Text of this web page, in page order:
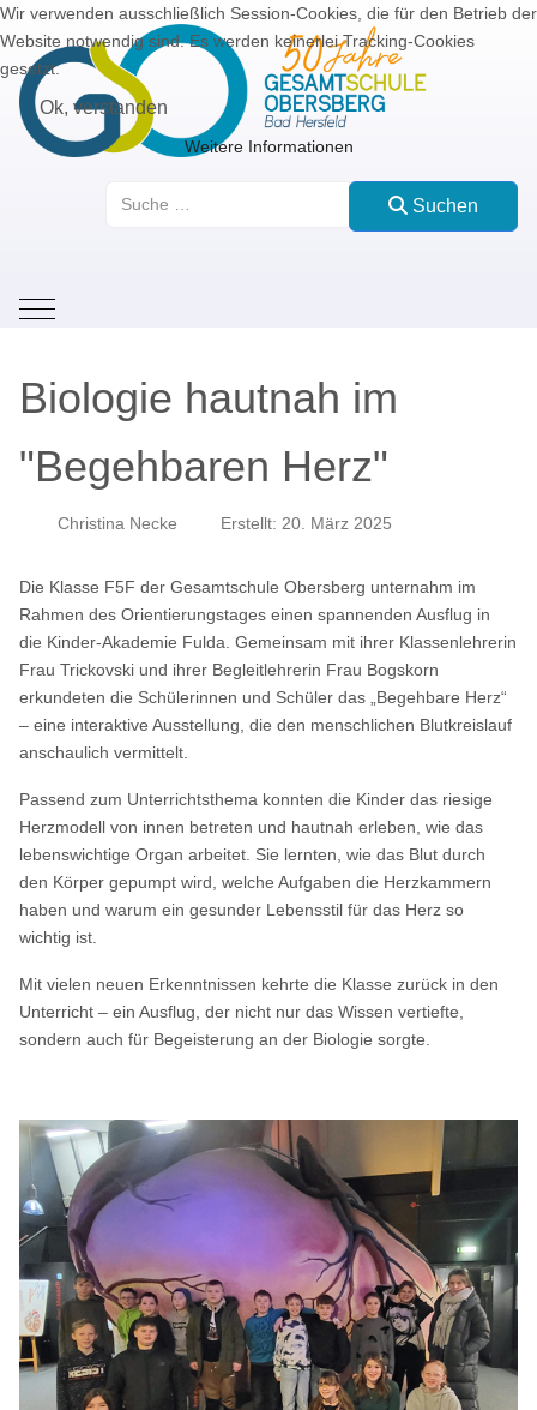
Suchen
Mobile Menu Toggle
Biologie hautnah im
"Begehbaren Herz"
Christina Necke Erstellt: 20. März 2025
Die Klasse F5F der Gesamtschule Obersberg unternahm im
Rahmen des Orientierungstages einen spannenden Ausflug in
die Kinder-Akademie Fulda. Gemeinsam mit ihrer Klassenlehrerin
Frau Trickovski und ihrer Begleitlehrerin Frau Bogskorn
erkundeten die Schülerinnen und Schüler das „Begehbare Herz“
– eine interaktive Ausstellung, die den menschlichen Blutkreislauf
anschaulich vermittelt.
Passend zum Unterrichtsthema konnten die Kinder das riesige
Herzmodell von innen betreten und hautnah erleben, wie das
lebenswichtige Organ arbeitet. Sie lernten, wie das Blut durch
den Körper gepumpt wird, welche Aufgaben die Herzkammern
haben und warum ein gesunder Lebensstil für das Herz so
wichtig ist.
Mit vielen neuen Erkenntnissen kehrte die Klasse zurück in den
Unterricht – ein Ausflug, der nicht nur das Wissen vertiefte,
sondern auch für Begeisterung an der Biologie sorgte.
Wir verwenden ausschließlich Session-Cookies, die für den Betrieb der
Website notwendig sind. Es werden keinerlei Tracking-Cookies
gesetzt.
Ok, verstanden
Weitere Informationen